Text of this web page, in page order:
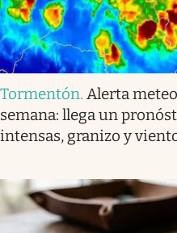
Tormentón. Alerta
semana: llega un
intensas, granizo y